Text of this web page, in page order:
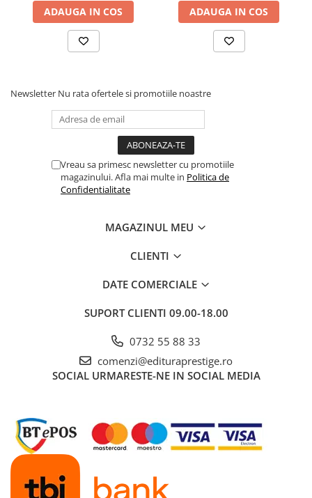
ADAUGA IN COS ADAUGA IN COS
Newsletter Nu rata ofertele si promotiile noastre
Vreau sa primesc newsletter cu promotiile
magazinului. Afla mai multe in Politica de
Confidentialitate
MAGAZINUL MEU
CLIENTI
DATE COMERCIALE
SUPORT CLIENTI 09.00-18.00
0732 55 88 33
comenzi@edituraprestige.ro
SOCIAL URMARESTE-NE IN SOCIAL MEDIA